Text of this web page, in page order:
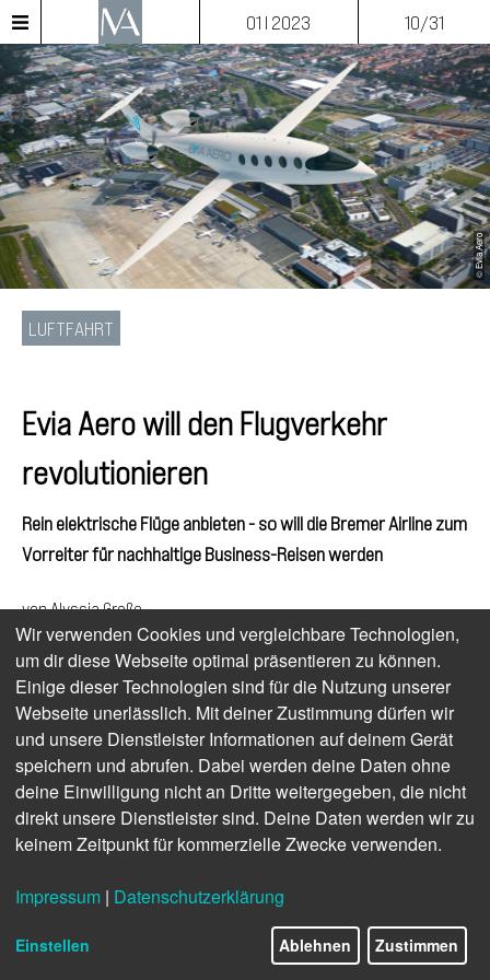
01 I 2023 10/31
© Evia Aero
LUFTFAHRT
Evia Aero will den Flugverkehr
revolutionieren
Rein elektrische Flüge anbieten - so will die Bremer Airline zum
Vorreiter für nachhaltige Business-Reisen werden
von Alyssia Große
Das Flugzeug wird oft als das umweltschädlichste
Verkehrsmittel bezeichnet. Gemäß BUND trägt der Luftverkehr
bereits heute zu fünf Prozent der weltweiten Erderwärmung
bei. Ist nachhaltiges Fliegen überhaupt möglich? Mit den
aktuellen Fluggeräten sicherlich nicht. Aber bahnbrechende
Fluggesellschaften möchten die Branche umweltfreundlicher
gestalten. Eine solche istEVIA AEROmit ihrem Hauptsitz in
Bremen. Deren ehrgeiziges Ziel: Die Etablierung eines vollständig
elektrischen Regionalflugverkehrs!
EVIA AERO ist mehr als nur eine gewöhnliche
Regionalfluggesellschaft - sie setzt sich für die gesamte
Wertschöpfungskette nachhaltiger Luftfahrt ein. Der CEO und
Wir verwenden Cookies und vergleichbare Technologien,
um dir diese Webseite optimal präsentieren zu können.
Einige dieser Technologien sind für die Nutzung unserer
Webseite unerlässlich. Mit deiner Zustimmung dürfen wir
und unsere Dienstleister Informationen auf deinem Gerät
speichern und abrufen. Dabei werden deine Daten ohne
deine Einwilligung nicht an Dritte weitergegeben, die nicht
direkt unsere Dienstleister sind. Deine Daten werden wir zu
keinem Zeitpunkt für kommerzielle Zwecke verwenden.
Impressum | Datenschutzerklärung
Einstellen Ablehnen Zustimmen